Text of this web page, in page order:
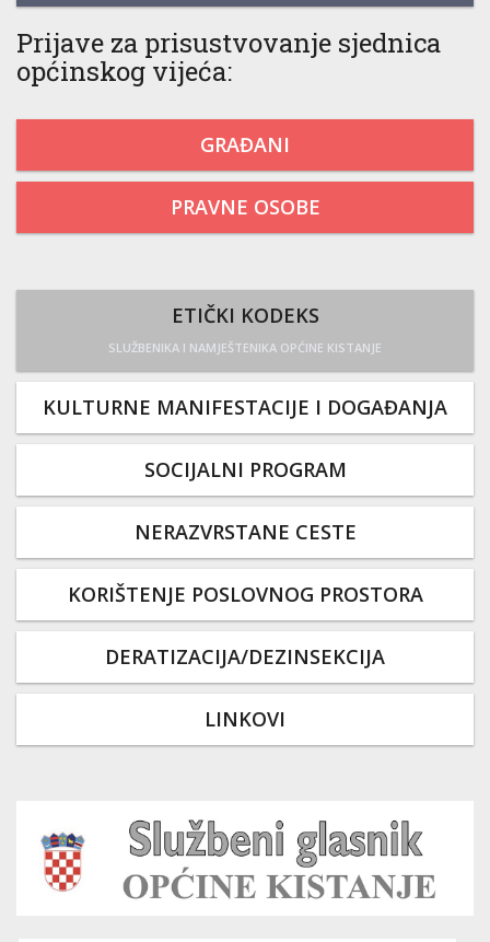
Prijave za prisustvovanje sjednica
općinskog vijeća:
GRAĐANI
PRAVNE OSOBE
ETIČKI KODEKS
SLUŽBENIKA I NAMJEŠTENIKA OPĆINE KISTANJE
KULTURNE MANIFESTACIJE I DOGAĐANJA
SOCIJALNI PROGRAM
NERAZVRSTANE CESTE
KORIŠTENJE POSLOVNOG PROSTORA
DERATIZACIJA/DEZINSEKCIJA
LINKOVI